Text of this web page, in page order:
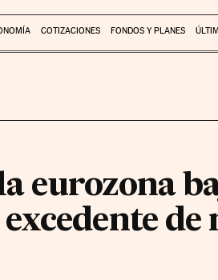
COTIZACIONES FONDOS Y PLANES
eurozona
de